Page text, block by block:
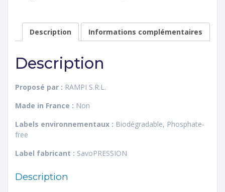
Description Informations complémentaires
Description
Proposé par : RAMPI S.R.L.
Made in France : Non
Labels environnementaux : Biodégradable, Phosphate-
free
Label fabricant : SavoPRESSION
Description